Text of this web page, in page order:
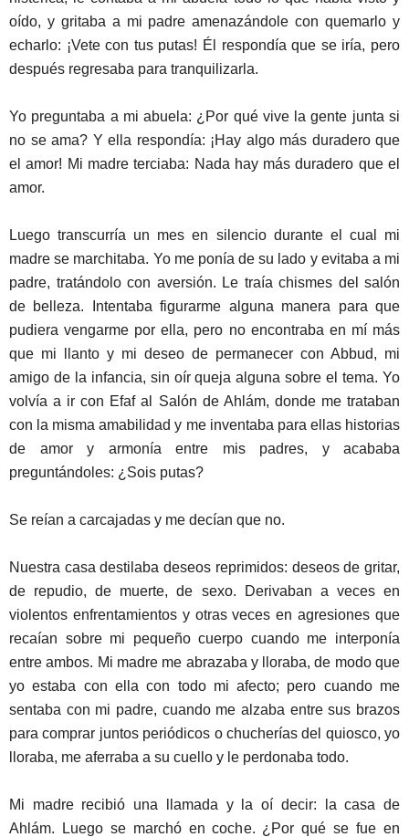
oído, y gritaba a mi padre amenazándole con quemarlo y
echarlo: ¡Vete con tus putas! Él respondía que se iría, pero
después regresaba para tranquilizarla.
Yo preguntaba a mi abuela: ¿Por qué vive la gente junta si
no se ama? Y ella respondía: ¡Hay algo más duradero que
el amor! Mi madre terciaba: Nada hay más duradero que el
amor.
Luego transcurría un mes en silencio durante el cual mi
madre se marchitaba. Yo me ponía de su lado y evitaba a mi
padre, tratándolo con aversión. Le traía chismes del salón
de belleza. Intentaba figurarme alguna manera para que
pudiera vengarme por ella, pero no encontraba en mí más
que mi llanto y mi deseo de permanecer con Abbud, mi
amigo de la infancia, sin oír queja alguna sobre el tema. Yo
volvía a ir con Efaf al Salón de Ahlám, donde me trataban
con la misma amabilidad y me inventaba para ellas historias
de amor y armonía entre mis padres, y acababa
preguntándoles: ¿Sois putas?
Se reían a carcajadas y me decían que no.
Nuestra casa destilaba deseos reprimidos: deseos de gritar,
de repudio, de muerte, de sexo. Derivaban a veces en
violentos enfrentamientos y otras veces en agresiones que
recaían sobre mi pequeño cuerpo cuando me interponía
entre ambos. Mi madre me abrazaba y lloraba, de modo que
yo estaba con ella con todo mi afecto; pero cuando me
sentaba con mi padre, cuando me alzaba entre sus brazos
para comprar juntos periódicos o chucherías del quiosco, yo
lloraba, me aferraba a su cuello y le perdonaba todo.
Mi madre recibió una llamada y la oí decir: la casa de
Ahlám. Luego se marchó en coche. ¿Por qué se fue en